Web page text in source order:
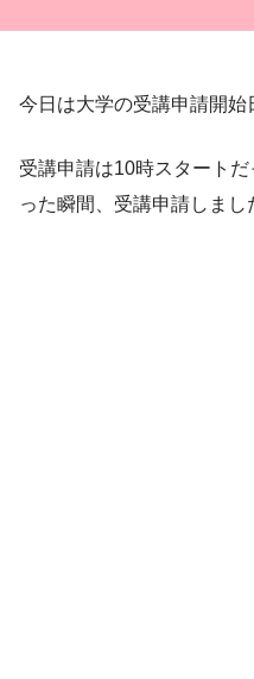
今日は大学の受講申請開始
受講申請は10時スタート
った瞬間、受講申請しまし